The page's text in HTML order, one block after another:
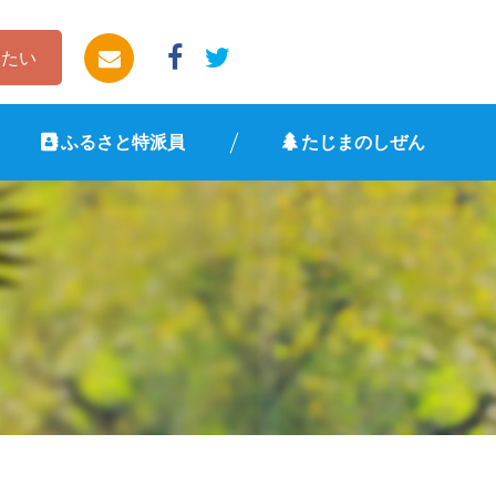
い
ふるさと特派員 たじまのしぜん